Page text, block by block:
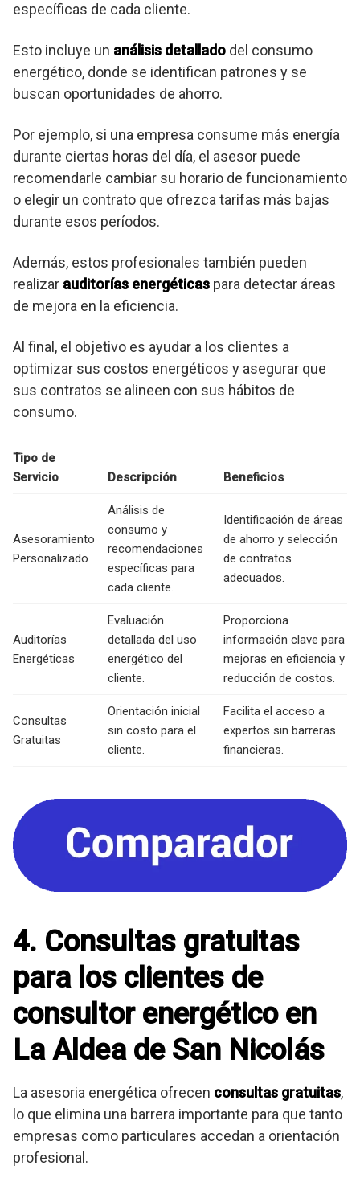
específicas de cada cliente.
Esto incluye un análisis detallado del consumo
energético, donde se identifican patrones y se
buscan oportunidades de ahorro.
Por ejemplo, si una empresa consume más energía
durante ciertas horas del día, el asesor puede
recomendarle cambiar su horario de funcionamiento
o elegir un contrato que ofrezca tarifas más bajas
durante esos períodos.
Además, estos profesionales también pueden
realizar auditorías energéticas para detectar áreas
de mejora en la eficiencia.
Al final, el objetivo es ayudar a los clientes a
optimizar sus costos energéticos y asegurar que
sus contratos se alineen con sus hábitos de
consumo.
Tipo de
Servicio
Descripción Beneficios
Asesoramiento
Personalizado
Análisis de
consumo y
recomendaciones
específicas para
cada cliente.
Identificación de áreas
de ahorro y selección
de contratos
adecuados.
Auditorías
Energéticas
Evaluación
detallada del uso
energético del
cliente.
Proporciona
información clave para
mejoras en eficiencia y
reducción de costos.
Consultas
Gratuitas
Orientación inicial
sin costo para el
cliente.
Facilita el acceso a
expertos sin barreras
financieras.
4. Consultas gratuitas
para los clientes de
consultor energético en
La Aldea de San Nicolás
La asesoria energética ofrecen consultas gratuitas,
lo que elimina una barrera importante para que tanto
empresas como particulares accedan a orientación
profesional.